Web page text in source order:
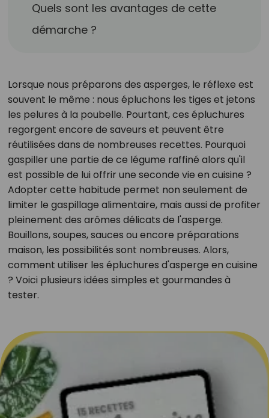
Quels sont les avantages de cette
démarche ?
Lorsque nous préparons des asperges, le réflexe est
souvent le même : nous épluchons les tiges et jetons
les pelures à la poubelle. Pourtant, ces épluchures
regorgent encore de saveurs et peuvent être
réutilisées dans de nombreuses recettes. Pourquoi
gaspiller une partie de ce légume raffiné alors qu'il
est possible de lui offrir une seconde vie en cuisine ?
Adopter cette habitude permet non seulement de
limiter le gaspillage alimentaire, mais aussi de profiter
pleinement des arômes délicats de l'asperge.
Bouillons, soupes, sauces ou encore préparations
maison, les possibilités sont nombreuses. Alors,
comment utiliser les épluchures d'asperge en cuisine
? Voici plusieurs idées simples et gourmandes à
tester.